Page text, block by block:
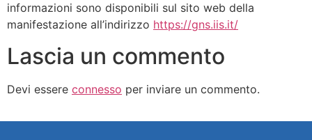
informazioni sono disponibili sul sito web della
manifestazione all’indirizzo https://gns.iis.it/
Lascia un commento
Devi essere connesso per inviare un commento.